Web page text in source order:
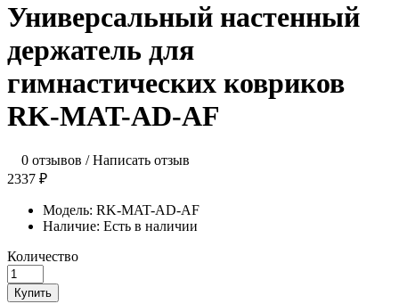
Универсальный настенный
держатель для
гимнастических ковриков
RK-MAT-AD-AF
0 отзывов /Написать отзыв
2337 ₽
Модель: RK-MAT-AD-AF
Наличие: Есть в наличии
Количество
Купить